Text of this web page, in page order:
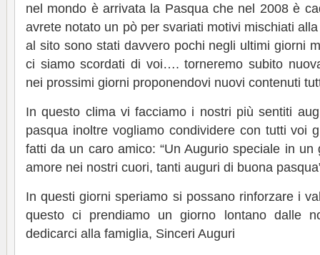
nel mondo è arrivata la Pasqua che nel 2008 è
avrete notato un pò per svariati motivi mischiati
al sito sono stati davvero pochi negli ultimi giorni
ci siamo scordati di voi…. torneremo subito
nei prossimi giorni proponendovi nuovi contenuti
In questo clima vi facciamo i nostri più sentiti
pasqua inoltre vogliamo condividere con tutti voi
fatti da un caro amico: “Un Augurio speciale in
amore nei nostri cuori, tanti auguri di buona
In questi giorni speriamo si possano rinforzare i
questo ci prendiamo un giorno lontano dalle
dedicarci alla famiglia, Sinceri Auguri